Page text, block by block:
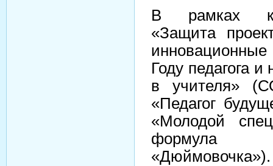
В рамках
«Защита
инновационные
Году педагога
в учителя»
«Педагог
«Молодой
формула